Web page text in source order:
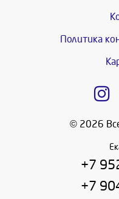
Политика
© 2026
+7
+7